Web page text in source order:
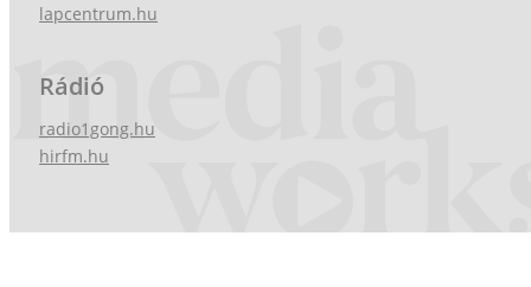
lapcentrum.hu
Rádió
radio1gong.hu
hirfm.hu